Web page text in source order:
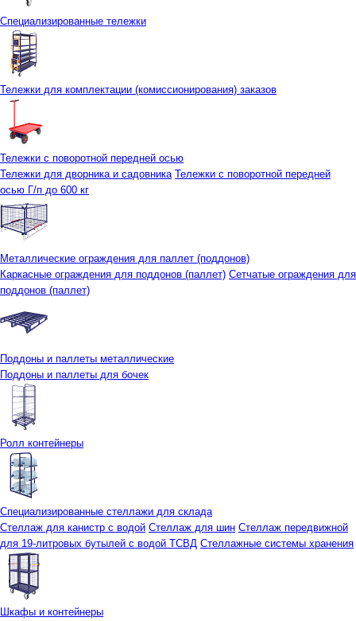
Специализированные тележки
Тележки для комплектации (комиссионирования) заказов
Тележки с поворотной передней осью
Тележки для дворника и садовника Тележки с поворотной передней
осью Г/п до 600 кг
Металлические ограждения для паллет (поддонов)
Каркасные ограждения для поддонов (паллет) Сетчатые ограждения для
поддонов (паллет)
Поддоны и паллеты металлические
Поддоны и паллеты для бочек
Ролл контейнеры
Специализированные стеллажи для склада
Стеллаж для канистр с водой Стеллаж для шин Стеллаж передвижной
для 19-литровых бутылей с водой ТСВД Стеллажные системы хранения
Шкафы и контейнеры